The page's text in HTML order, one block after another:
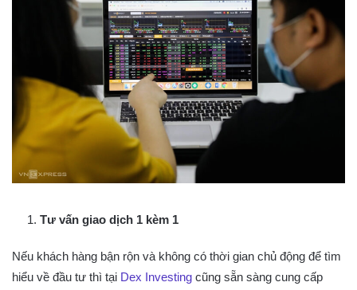
Tư vấn giao dịch 1 kèm 1
Nếu khách hàng bận rộn và không có thời gian chủ động để tìm
hiểu về đầu tư thì tại Dex Investing cũng sẵn sàng cung cấp